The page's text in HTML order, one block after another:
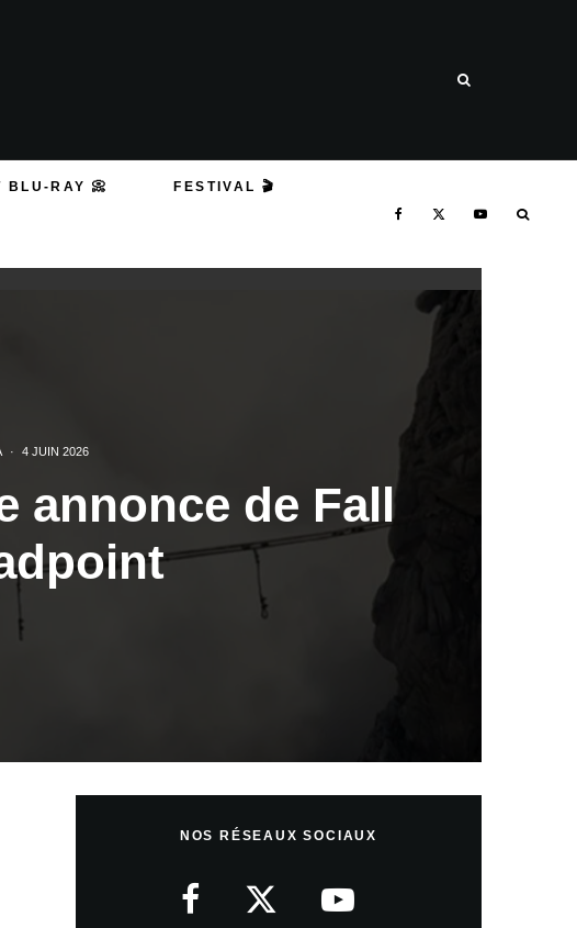
BLU-RAY 📀 FESTIVAL 🎬
· 4 JUIN 2026
annonce de Fall
NOS RÉSEAUX SOCIAUX